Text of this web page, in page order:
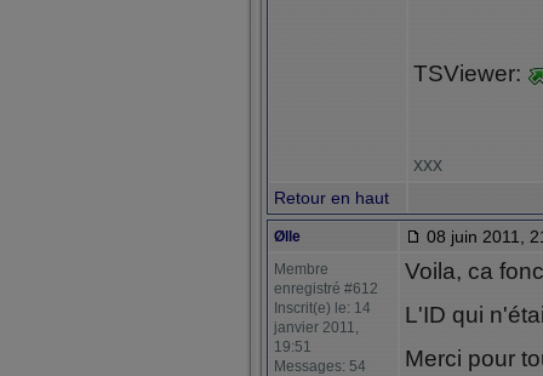
TSViewer:
xxx
Retour en haut
Ølle 08 juin 2011,
Membre
enregistré #612
Inscrit(e) le: 14
janvier 2011,
19:51
Messages: 54
Voila, ca
L'ID qui
Merci pour